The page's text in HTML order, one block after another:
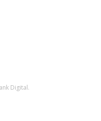
Digital.